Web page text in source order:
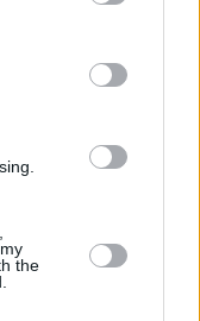
party tags to
in below Google
the
Γουόκαπ: Ζητά 3
το 2030: «Σε
είπε ο
μεγαλώνουμε –
tips